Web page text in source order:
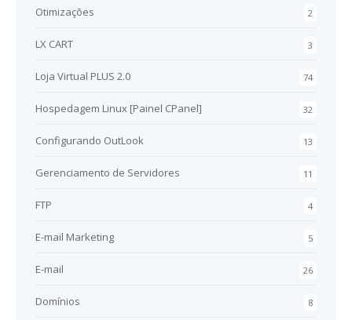
2
Otimizações
3
LX CART
74
Loja Virtual PLUS 2.0
32
Hospedagem Linux [Painel CPanel]
13
Configurando OutLook
11
Gerenciamento de Servidores
4
FTP
5
E-mail Marketing
26
E-mail
8
Domínios